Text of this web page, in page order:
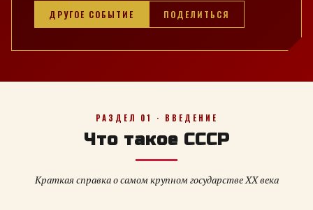
ДРУГОЕ СОБЫТИЕ ПОДЕЛИТЬСЯ
РАЗДЕЛ 01 · ВВЕДЕНИЕ
Что такое СССР
Краткая справка о самом крупном государстве XX века